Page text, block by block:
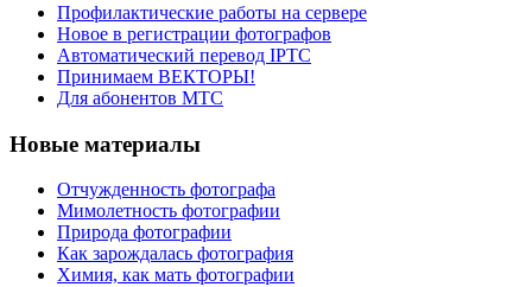
Профилактические работы на сервере
Новое в регистрации фотографов
Автоматический перевод IPTC
Принимаем ВЕКТОРЫ!
Для абонентов МТС
Новые материалы
Отчужденность фотографа
Мимолетность фотографии
Природа фотографии
Как зарождалась фотография
Химия, как мать фотографии